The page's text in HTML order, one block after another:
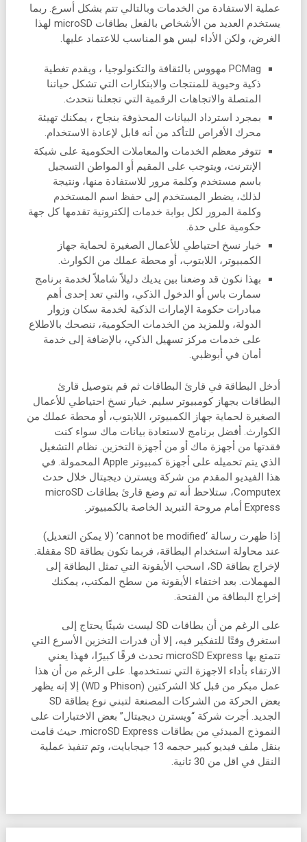
عملية الاستفادة من الخدمات وبالتالي تتم بشكل أسرع. ربما
يستخدم العديد من الأشخاص بالفعل بطاقات microSD لهذا
الغرض، ولكن الأداء ليس هو المناسب للاعتماد عليها.
PCMag مهووس بالثقافة والتكنولوجيا ، ويقدم تغطية
ذكية وحيوية للمنتجات والابتكارات التي تشكل حياتنا
المتصلة والاتجاهات الرقمية التي تجعلنا نتحدث.
بمجرد استرداد البيانات المحذوفة بنجاح ، يمكنك تهيئة
محرك الأقراص للتأكد من أنه قابل لإعادة الاستخدام.
تتوفر معظم الخدمات والمعاملات الحكومية على شبكة
الإنترنت، ويتوجب على المقيم أو المواطن التسجيل
باسم مستخدم وكلمة مرور للاستفادة منها، ونتيجة
لذلك، يضطر المستخدم إلى حفظ اسم المستخدم
وكلمة المرور لكل بوابة خدمات إلكترونية تقدمها كل جهة
حكومية على حدة.
خيار نسخ احتياطي للأعمال الصغيرة لحماية جهاز
الكمبيوتر، اللابتوب، أو محطة عملك من الكوارث.
بهذا نكون قد وضعنا بين يديك دليلاً شاملاً لخدمة برنامج
سمارت باس أو الدخول الذكي، والتي تعد إحدى أهم
مبادرات حكومة الإمارات الذكية لخدمة سكان وزوار
الدولة، وللمزيد من الخدمات الحكومية، ننصحك بالاطلاع
على خدمات مركز تسهيل الذكي، بالإضافة إلى خدمة
أمان في أبوظبي.
أدخل البطاقة في قارئ البطاقات ثم قم بتوصيل قارئ
البطاقات بجهاز كومبيوتر سليم. خيار نسخ احتياطي للأعمال
الصغيرة لحماية جهاز الكمبيوتر، اللابتوب، أو محطة عملك من
الكوارث. أفضل برنامج لاستعادة بيانات ماك سواء كنت
فقدتها من أجهزة ماك أو من أجهزة التخزين. نظام التشغيل
الذي يتم تحميله على أجهزة كمبيوتر Apple المحمولة. في
هذا الفيديو المقدم من شركة ويسترن ديجيتال خلال حدث
Computex، ستلاحظ أنه تم وضع قارئ بطاقات microSD
Express أمام مروحة التبريد الخاصة بالكمبيوتر.
إذا ظهرت رسالة ‘cannot be modified’ (لا يمكن التعديل)
عند محاولة استخدام البطاقة، فربما تكون بطاقة SD مقفلة.
لإخراج بطاقة SD، اسحب الأيقونة التي تمثل البطاقة إلى
المهملات. بعد اختفاء الأيقونة من سطح المكتب، يمكنك
إخراج البطاقة من الفتحة.
على الرغم من أن بطاقات SD ليست شيئًا يحتاج إلى
استغرق وقتًا للتفكير فيه، إلا أن قدرات التخزين الأسرع التي
تتمتع بها microSD Express تحدث فرقًا كبيرًا، فهذا يعني
الارتقاء بأداء الاجهزة التي نستخدمها. على الرغم من أن هذا
عمل مبكر من قبل كلا الشركتين (Phison و WD) إلا إنه يظهر
بعض الحركة من الشركات المصنعة لتبني نوع بطاقة SD
الجديد. أجرت شركة “ويسترن ديجيتال” بعض الاختبارات على
النموذج المبدئي من بطاقات microSD Express. حيث قامت
بنقل ملف فيديو كبير حجمه 13 جيجابايت، وتم تنفيذ عملية
النقل في اقل من 30 ثانية.